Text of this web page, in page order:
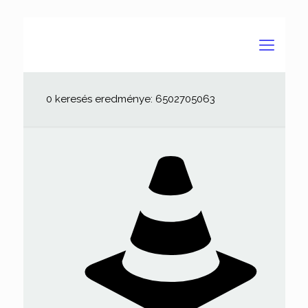
0 keresés eredménye: 6502705063